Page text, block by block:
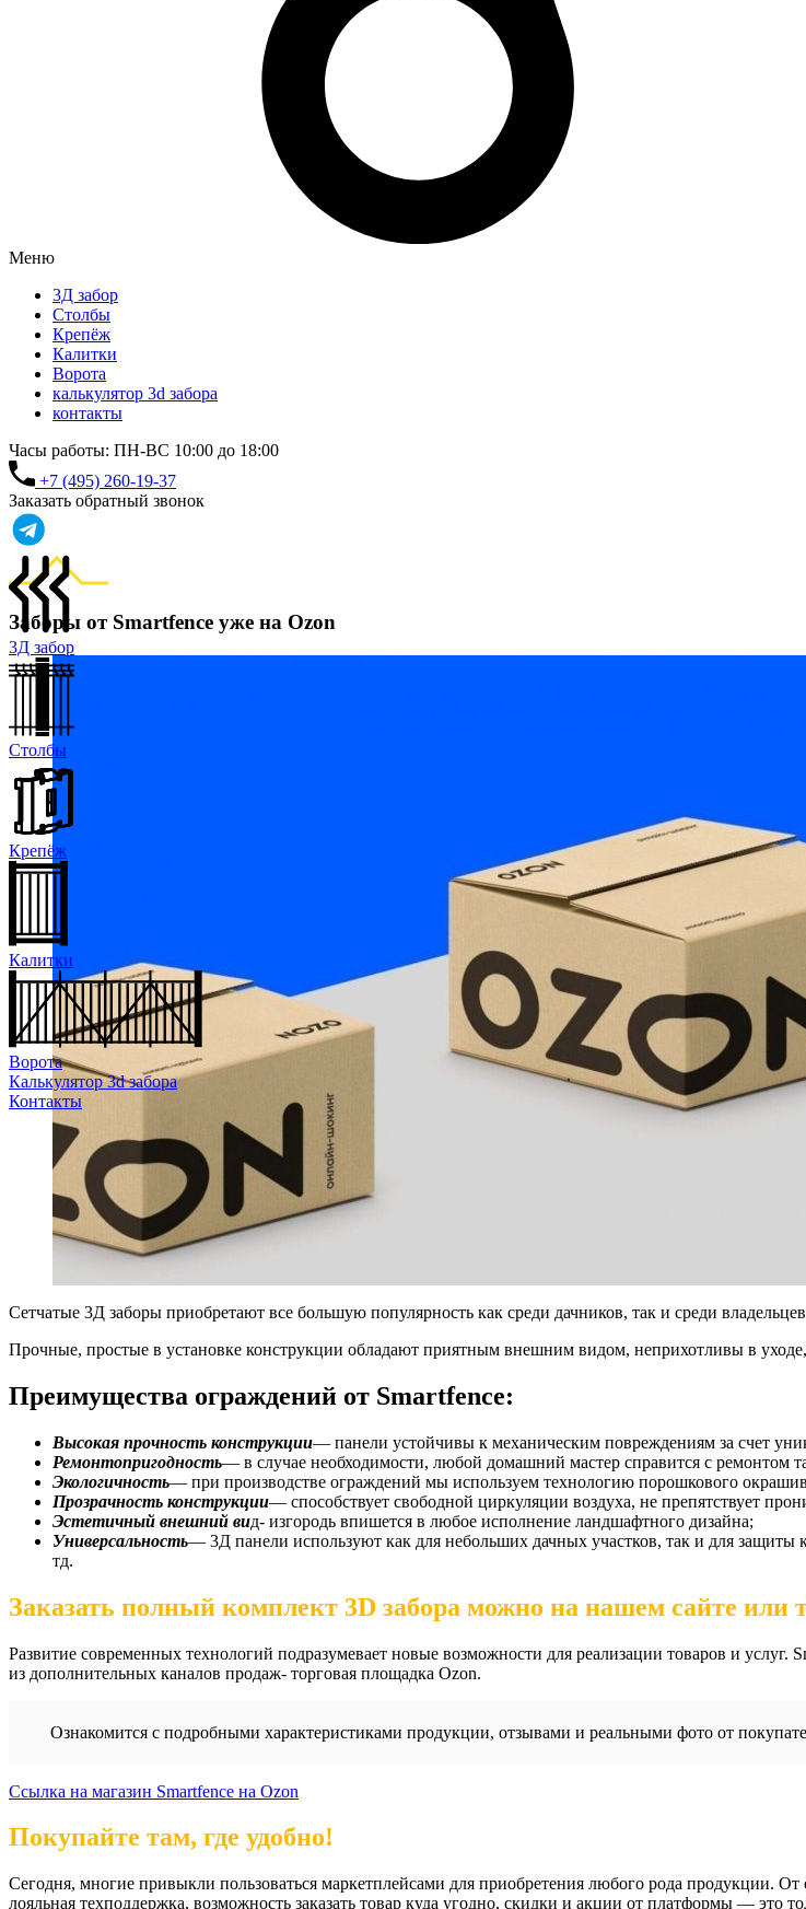
Меню
3Д забор
Столбы
Крепёж
Калитки
Ворота
калькулятор 3d забора
контакты
Часы работы: ПН-ВС 10:00 до 18:00
+7 (495) 260-19-37
Заказать обратный звонок
3Д забор
Столбы
Крепёж
Калитки
Ворота
Калькулятор 3d забора
Контакты
Заборы от Smartfence уже на Ozon
Cетчатые 3Д заборы приобретают все большую популярность как среди дачников, так и среди
Прочные, простые в установке конструкции обладают приятным внешним видом, неприхотливы в
Преимущества ограждений от Smartfence:
Высокая прочность конструкции— панели устойчивы к механическим повреждениям за счет
Ремонтопригодность— в случае необходимости, любой домашний мастер справится с ремонтом
Экологичность— при производстве ограждений мы используем технологию порошкового
Прозрачность конструкции— способствует свободной циркуляции воздуха, не препятствует
Эстетичный внешний вид- изгородь впишется в любое исполнение ландшафтного дизайна;
Универсальность— 3Д панели используют как для небольших дачных участков, так и для
тд.
Заказать полный комплект 3D забора можно на нашем сайте или
Развитие современных технологий подразумевает новые возможности для реализации товаров и
из дополнительных каналов продаж- торговая площадка Ozon.
Ознакомится с подробными характеристиками продукции, отзывами и реальными фото от
Ссылка на магазин Smartfence на Ozon
Покупайте там, где удобно!
Сегодня, многие привыкли пользоваться маркетплейсами для приобретения любого рода продукции.
лояльная техподдержка, возможность заказать товар куда угодно, скидки и акции от платформы — это